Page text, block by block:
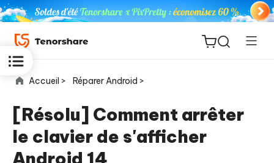
ReiBoot
Accueil > Réparer Android >
[Résolu] Comment arrêter
le clavier de s'afficher
Android 14